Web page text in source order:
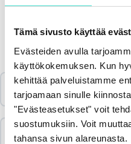
Tämä sivusto käyttää
Evästeiden avulla
käyttökokemuksen. Kun
kehittää palveluistamme
tarjoamaan sinulle
"Evästeasetukset" voit
suostumuksiin. Voit
tahansa sivun alareunasta.
Katso koulutus &
Vastaa